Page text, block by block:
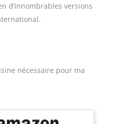
d’innombrables versions
nécessaire pour ma